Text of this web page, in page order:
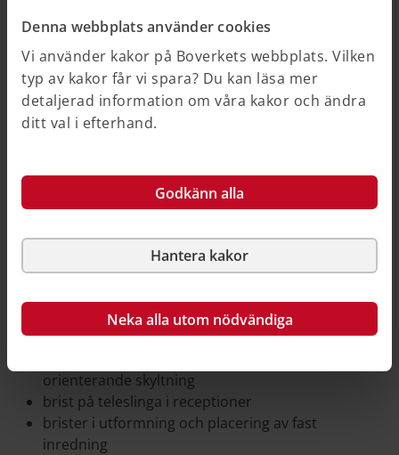
Denna webbplats använder cookies
Vi använder kakor på Boverkets webbplats. Vilken
typ av kakor får vi spara? Du kan läsa mer
detaljerad information om våra kakor och ändra
ditt val i efterhand.
Godkänn alla
Hantera kakor
Neka alla utom nödvändiga
allmänna platser - 5 §
Några exempel på hinder som kan vara enkelt
avhjälpta är:
avsaknad av ledstänger
tunga dörrar
dålig belysning
bristande kontrastmarkering och bristande
varningsmarkering
orienterande skyltning
brist på teleslinga i receptioner
brister i utformning och placering av fast
inredning